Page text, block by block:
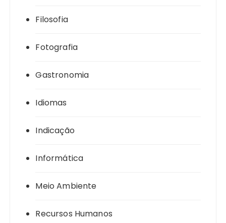
Filosofia
Fotografia
Gastronomia
Idiomas
Indicação
Informática
Meio Ambiente
Recursos Humanos